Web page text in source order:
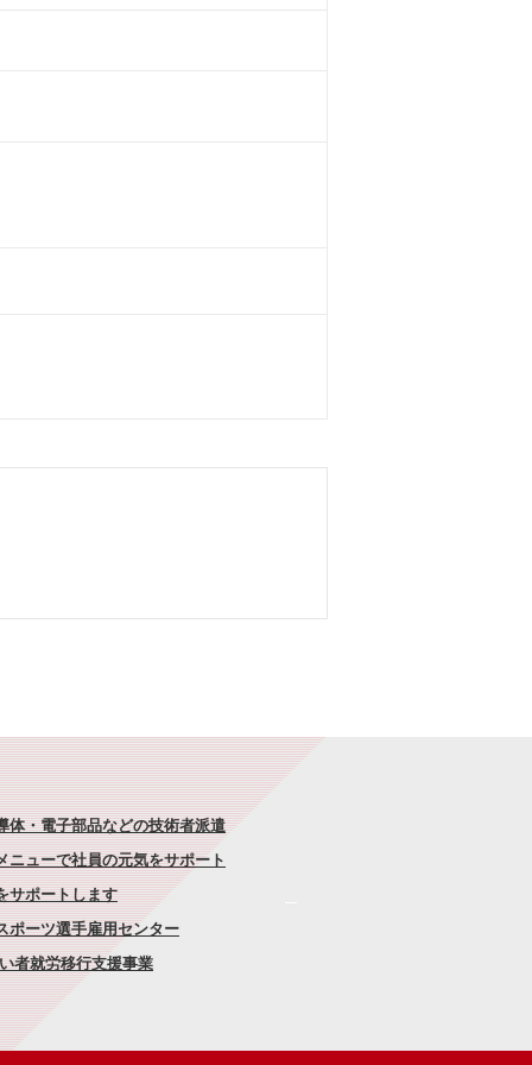
体・電子部品などの技術者派遣
ニューで社員の元気をサポート
サポートします
ポーツ選手雇用センター
者就労移行支援事業